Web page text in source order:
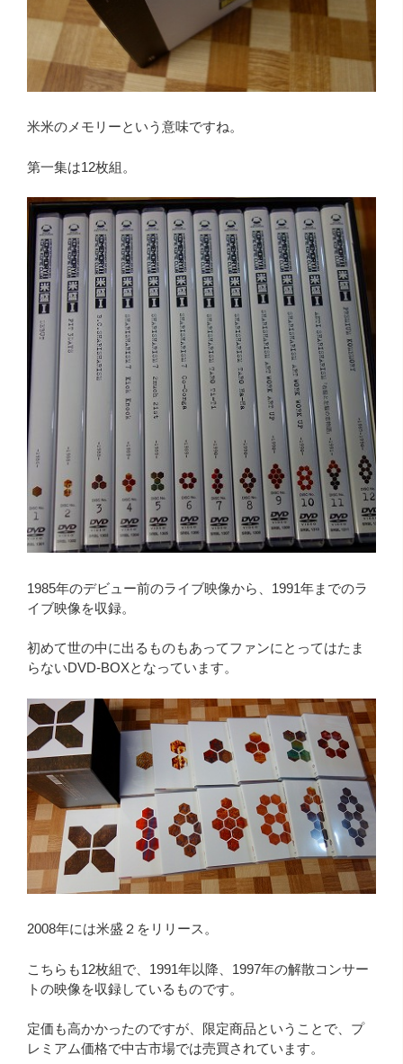
米米のメモリーという意味ですね。
第一集は12枚組。
1985年のデビュー前のライブ映像から、1991年までのラ
イブ映像を収録。
初めて世の中に出るものもあってファンにとってはたま
らないDVD-BOXとなっています。
2008年には米盛２をリリース。
こちらも12枚組で、1991年以降、1997年の解散コンサー
トの映像を収録しているものです。
定価も高かかったのですが、限定商品ということで、プ
レミアム価格で中古市場では売買されています。